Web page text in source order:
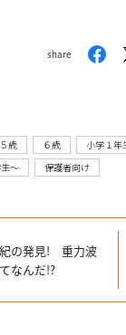
share
５歳 ６歳 小学１年
〜 保護者向け
の発見! 重力波
なんだ!?